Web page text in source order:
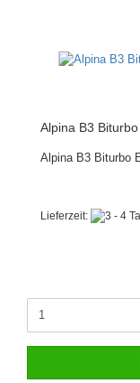
Alpina B3
Alpina B3 Biturbo
Lieferzeit: